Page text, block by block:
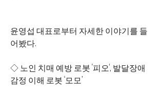
윤영섭 대표로부터 자세한 이야기를 들
어봤다.
◇ 노인 치매 예방 로봇 ‘피오', 발달장애
감정 이해 로봇 ‘모모’